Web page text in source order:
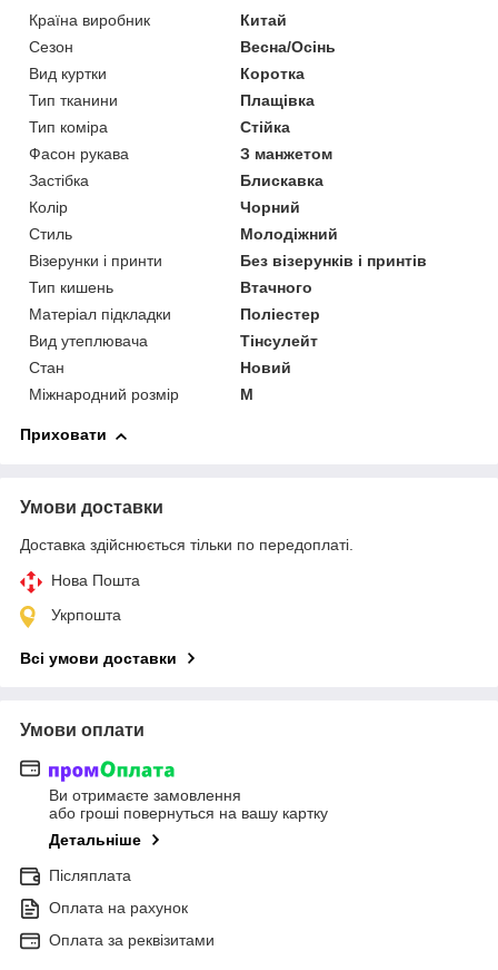
Країна виробник
Китай
Сезон
Весна/Осінь
Вид куртки
Коротка
Тип тканини
Плащівка
Тип коміра
Стійка
Фасон рукава
З манжетом
Застібка
Блискавка
Колір
Чорний
Стиль
Молодіжний
Візерунки і принти
Без візерунків і принтів
Тип кишень
Втачного
Матеріал підкладки
Поліестер
Вид утеплювача
Тінсулейт
Стан
Новий
Міжнародний розмір
M
Приховати
Умови доставки
Доставка здійснюється тільки по передоплаті.
Нова Пошта
Укрпошта
Всі умови доставки
Умови оплати
Ви отримаєте замовлення
або гроші повернуться на вашу картку
Детальніше
Післяплата
Оплата на рахунок
Оплата за реквізитами